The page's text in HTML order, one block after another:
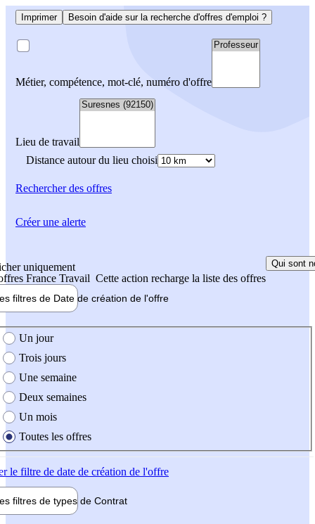
Imprimer Besoin d'aide sur la recherche d'offres d'emploi ?
Métier, compétence, mot-clé, numéro d'offre
Lieu de travail
Distance autour du lieu choisi
Rechercherdes offres
uniquement
France Travail Cette action recharge la liste des offres
Qui sont
filtres de Date de création de l'offre
création de l'offre
Un jour
Trois jours
Une semaine
Deux semaines
Un mois
Toutes les offres
le filtre de date de création de l'offre
filtres de types de Contrat
Créer une alerte